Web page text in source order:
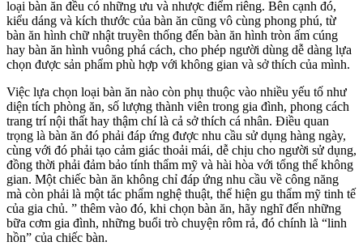
loại bàn ăn đều có những ưu và nhược điểm riêng. Bên cạnh đó,
kiểu dáng và kích thước của bàn ăn cũng vô cùng phong phú, từ
bàn ăn hình chữ nhật truyền thống đến bàn ăn hình tròn ấm cúng
hay bàn ăn hình vuông phá cách, cho phép người dùng dễ dàng lựa
chọn được sản phẩm phù hợp với không gian và sở thích của mình.
Việc lựa chọn loại bàn ăn nào còn phụ thuộc vào nhiều yếu tố như
diện tích phòng ăn, số lượng thành viên trong gia đình, phong cách
trang trí nội thất hay thậm chí là cả sở thích cá nhân. Điều quan
trọng là bàn ăn đó phải đáp ứng được nhu cầu sử dụng hàng ngày,
cùng với đó phải tạo cảm giác thoải mái, dễ chịu cho người sử dụng,
đồng thời phải đảm bảo tính thẩm mỹ và hài hòa với tổng thể không
gian. Một chiếc bàn ăn không chỉ đáp ứng nhu cầu về công năng
mà còn phải là một tác phẩm nghệ thuật, thể hiện gu thẩm mỹ tinh tế
của gia chủ. ” thêm vào đó, khi chọn bàn ăn, hãy nghĩ đến những
bữa cơm gia đình, những buổi trò chuyện rôm rả, đó chính là “linh
hồn” của chiếc bàn.